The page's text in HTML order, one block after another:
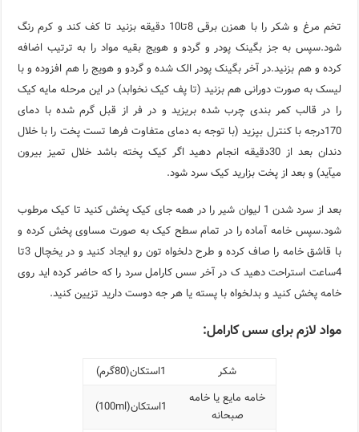
تخم مرغ و شکر را با همزن برقی 8تا10 دقیقه بزنید تا کف کند و کرم رنگ
شود.سپس به جز بگینک پودر و گردو و هویج بقیه مواد را به ترتیب اضافه
کرده و هم بزنید.در آخر بگینک پودر الک شده و گردو و هویج را هم افزوده و با
لیسک به صورت دورانی هم بزنید (تا پف کیک نخوابد) در این مرحله مایه کیک
را در قالب کمر بندی چرب شده بریزید و در فر از قبل گرم شده با دمای
170درجه با کنترل بپزید (با توجه به دمای متفاوت فرها تست پخت را با خلال
دندان بعد از 30دقیقه انجام دهید اگر کیک پخته باشد خلال تمیز بیرون
میآید) و بعد از پخت بزارید کیک سرد شود.
بعد از سرد شدن 1 لیوان شیر را در همه جای کیک پخش کنید تا کیک مرطوب
شود.سپس خامه آماده را در تمام سطح کیک به صورت مساوی پخش کرده و
با قاشق خامه را صاف کرده و طرح دلخواه تون رو ایجاد کنید و در یخچال 3تا
4ساعت استراحت دهید ک در آخر سس کارامل سرد را که حاضر کرده اید روی
خامه پخش کنید و بدلخواه با پسته یا هر جه دوست دارید تزیین کنید.
مواد لازم برای سس کارامل:
شکر
1استکان(80گرم)
خامه مایع یا خامه
صبحانه
1استکان(100ml)